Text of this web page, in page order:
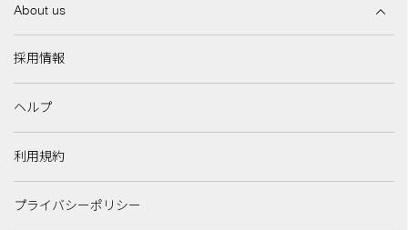
About us
採用情報
ヘルプ
利用規約
プライバシーポリシー